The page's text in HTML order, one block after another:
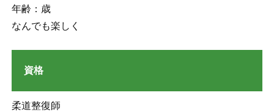
年齢：歳
なんでも楽しく
資格
柔道整復師